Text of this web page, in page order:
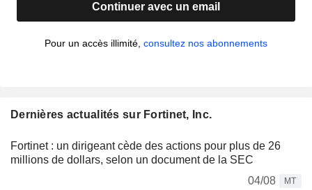
Continuer avec un email
Pour un accès illimité, consultez nos abonnements
Dernières actualités sur Fortinet, Inc.
Fortinet : un dirigeant cède des actions pour plus de 26
millions de dollars, selon un document de la SEC
04/08
MT